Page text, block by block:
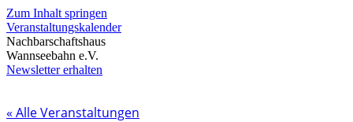
Zum Inhalt springen
Veranstaltungskalender
Nachbarschaftshaus
Wannseebahn e.V.
Newsletter erhalten
« Alle Veranstaltungen